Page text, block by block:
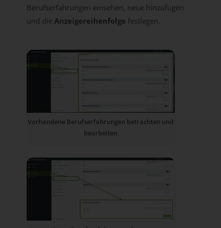
Berufserfahrungen einsehen, neue hinzufügen
und die Anzeigereihenfolge festlegen.
Vorhandene Berufserfahrungen betrachten und
bearbeiten